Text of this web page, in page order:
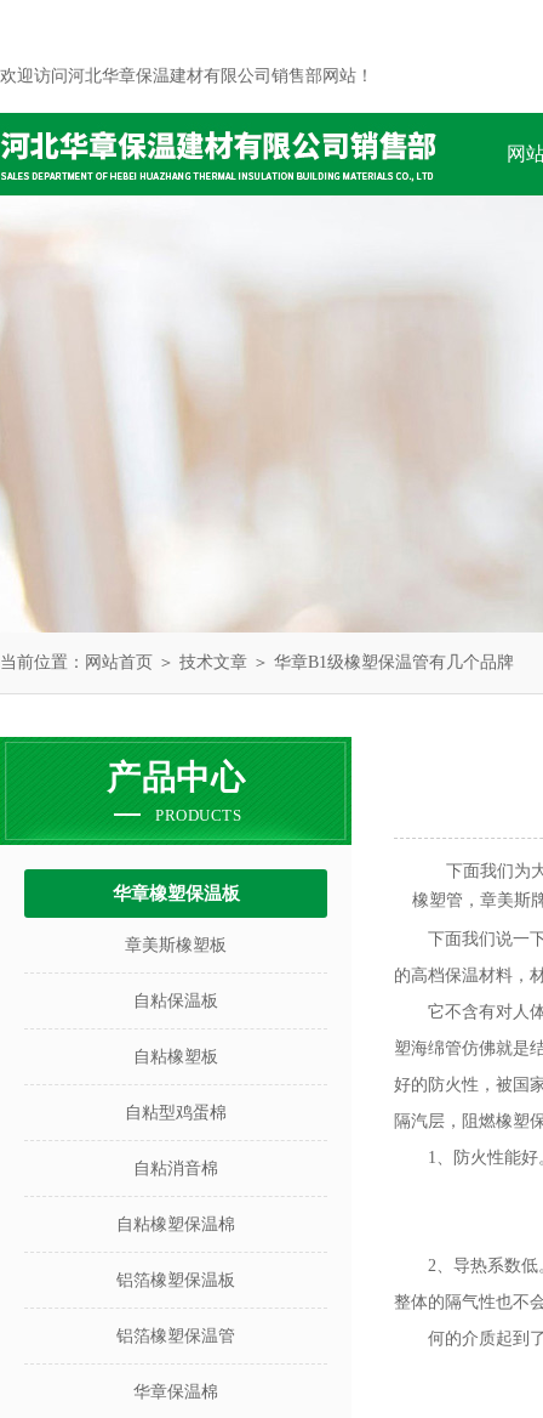
欢迎访问河北华章保温建材有限公司销售部网站！
网
当前位置： 网站首页 ＞ 技术文章 ＞ 华章B1级橡塑保温管有几个品牌
产品中心
PRODUCTS
华章橡塑保温板
章美斯橡塑板
自粘保温板
自粘橡塑板
自粘型鸡蛋棉
自粘消音棉
自粘橡塑保温棉
铝箔橡塑保温板
铝箔橡塑保温管
华章保温棉
下面我们为
橡塑管，章美斯
下面我们说一
的高档保温材料，
它不含有对人
塑海绵管仿佛就是
好的防火性，被国
隔汽层，阻燃橡塑
1、防火性能
2、导热系数
整体的隔气性也不
何的介质起到